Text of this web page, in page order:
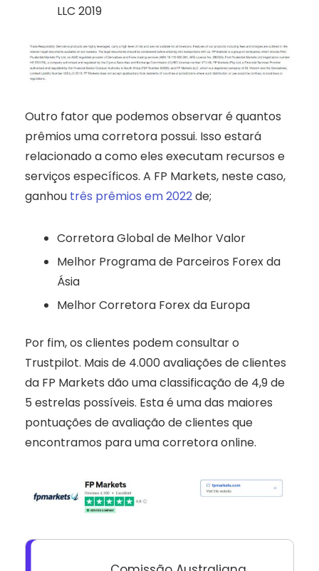
LLC 2019
Outro fator que podemos observar é quantos
prêmios uma corretora possui. Isso estará
relacionado a como eles executam recursos e
serviços específicos. A FP Markets, neste caso,
ganhou três prêmios em 2022de;
Corretora Global de Melhor Valor
Melhor Programa de Parceiros Forex da
Ásia
Melhor Corretora Forex da Europa
Por fim, os clientes podem consultar o
Trustpilot. Mais de 4.000 avaliações de clientes
da FP Markets dão uma classificação de 4,9 de
5 estrelas possíveis. Esta é uma das maiores
pontuações de avaliação de clientes que
encontramos para uma corretora online.